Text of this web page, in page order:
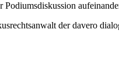
der davero